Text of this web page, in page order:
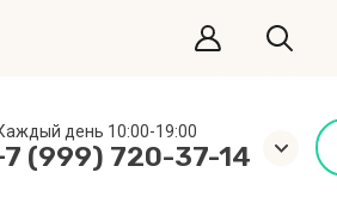
день 10:00-19:00
(999) 720-37-14